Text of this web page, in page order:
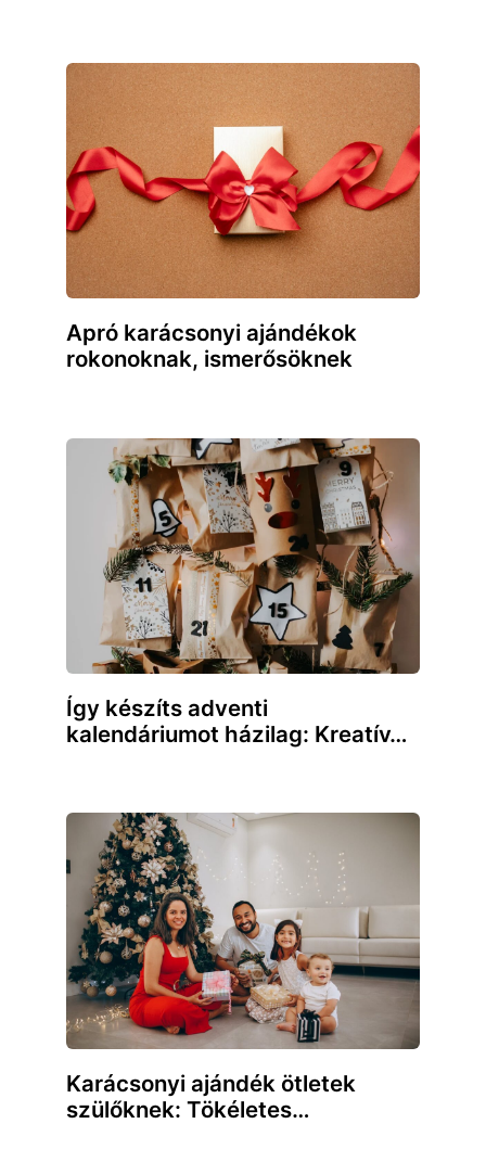
Apró karácsonyi ajándékok
rokonoknak, ismerősöknek
Így készíts adventi
kalendáriumot házilag: Kreatív…
Karácsonyi ajándék ötletek
szülőknek: Tökéletes…